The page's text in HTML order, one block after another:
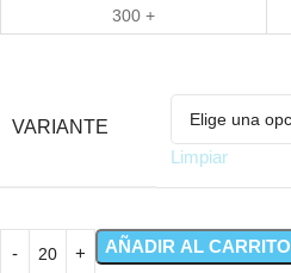
300 +
VARIANTE
Limpiar
AÑADIR AL CARRITO